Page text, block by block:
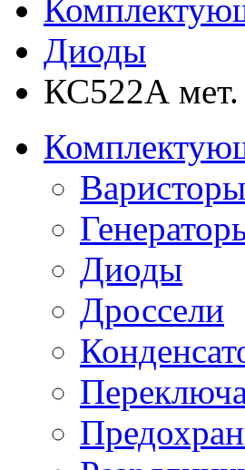
Диоды
КС522А мет.
Варисторы
Диоды
Дроссели